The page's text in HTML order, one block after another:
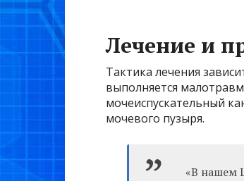
Лечение и
Тактика лечения
выполняется
мочеиспускательный
мочевого пузыря.
«В нашем